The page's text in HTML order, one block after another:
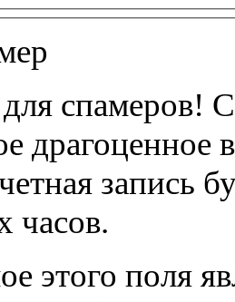
спамеров!
запись
часов.
этого поля